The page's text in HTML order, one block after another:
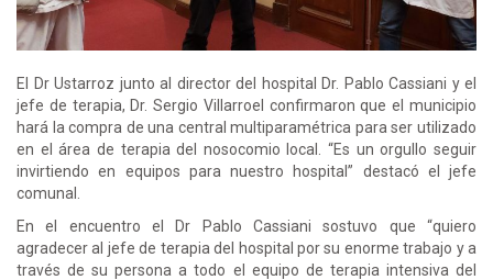
El Dr Ustarroz junto al director del hospital Dr. Pablo Cassiani y el
jefe de terapia, Dr. Sergio Villarroel confirmaron que el municipio
hará la compra de una central multiparamétrica para ser utilizado
en el área de terapia del nosocomio local. “Es un orgullo seguir
invirtiendo en equipos para nuestro hospital” destacó el jefe
comunal.
En el encuentro el Dr Pablo Cassiani sostuvo que “quiero
agradecer al jefe de terapia del hospital por su enorme trabajo y a
través de su persona a todo el equipo de terapia intensiva del